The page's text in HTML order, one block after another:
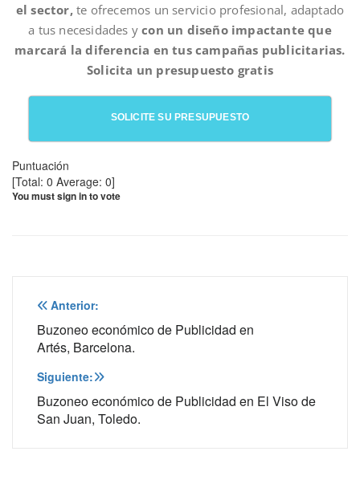
el sector,te ofrecemos un servicio profesional, adaptado
a tus necesidades ycon un diseño impactante que
marcará la diferencia en tus campañas publicitarias.
Solicita un presupuesto gratis
SOLICITE SU PRESUPUESTO
Puntuación
[Total: 0 Average: 0]
You must sign in to vote
Navegación
de
entradas
Anterior:
Buzoneo económico de Publicidad en
Artés, Barcelona.
Siguiente:
Buzoneo económico de Publicidad en El Viso de
San Juan, Toledo.